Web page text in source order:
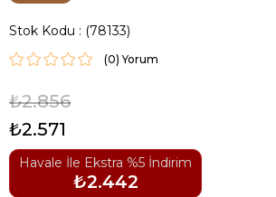
Stok Kodu (78133)
(0)
₺2.856
₺2.571
Havale İle Ekstra %5 İndirim
₺2.442